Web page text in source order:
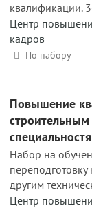
квалификации.
Центр
кадров
По набору
Повышение
Набор на
другим
Центр